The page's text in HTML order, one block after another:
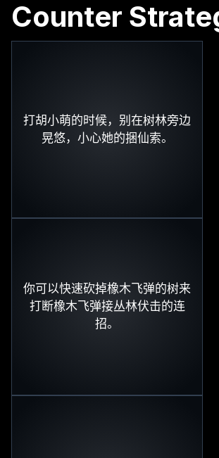
Counter
打胡小萌的时候，别在树林旁边
晃悠，小心她的捆仙索。
你可以快速砍掉橡木飞弹的树来
打断橡木飞弹接丛林伏击的连
招。